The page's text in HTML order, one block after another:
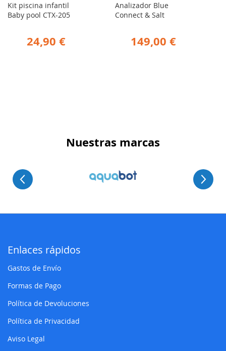
Kit piscina infantil
Baby pool CTX-205
24,90 €
Analizador Blue
Connect & Salt
149,00 €
Nuestras marcas
Enlaces rápidos
Gastos de Envío
Formas de Pago
Política de Devoluciones
Política de Privacidad
Aviso Legal